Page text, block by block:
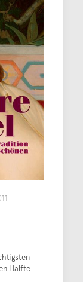
Hälfte